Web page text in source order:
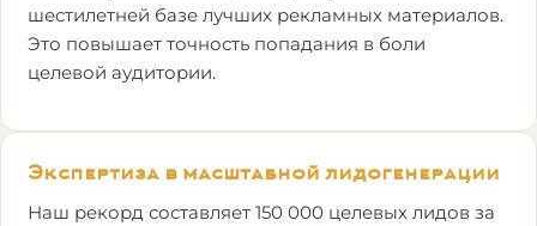
шестилетней базе лучших рекламных материалов.
Это повышает точность попадания в боли
целевой аудитории.
Экспертиза в масштабной лидогенерации
Наш рекорд составляет 150 000 целевых лидов за